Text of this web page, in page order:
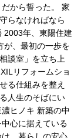
から誓った。 家
らなければなら
2003年、東陽住建
が、最初の一歩を
談室」を立ち上
リフォームショ
る仕組みを整え
人生のそばにい
ヒノキ 新築の中
心に据えている